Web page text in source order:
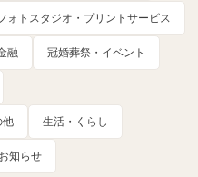
ォトスタジオ・プリントサービス
融 冠婚葬祭・イベント
他 生活・くらし
知らせ